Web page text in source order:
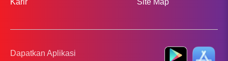
Karir Site Map
Dapatkan Aplikasi